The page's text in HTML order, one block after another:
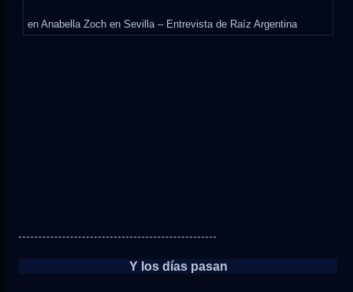
enAnabella Zoch en Sevilla – Entrevista de Raíz Argentina
Y los días pasan